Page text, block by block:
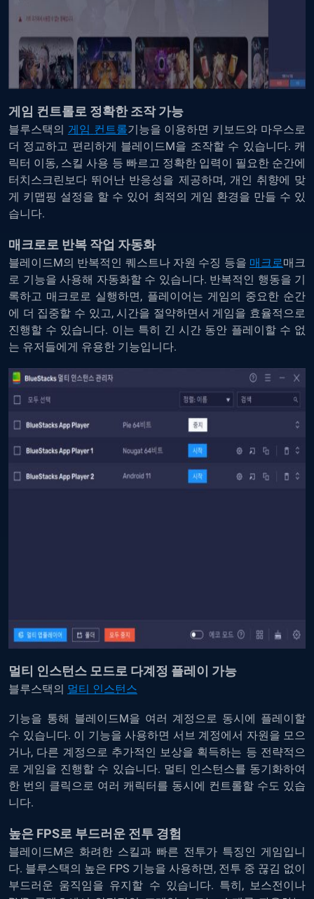
게임 컨트롤로 정확한 조작 가능
블루스택의 게임 컨트롤기능을 이용하면 키보드와 마우스로
더 정교하고 편리하게 블레이드M을 조작할 수 있습니다. 캐
릭터 이동, 스킬 사용 등 빠르고 정확한 입력이 필요한 순간에
터치스크린보다 뛰어난 반응성을 제공하며, 개인 취향에 맞
게 키맵핑 설정을 할 수 있어 최적의 게임 환경을 만들 수 있
습니다.
매크로로 반복 작업 자동화
블레이드M의 반복적인 퀘스트나 자원 수징 등을 매크로매크
로 기능을 사용해 자동화할 수 있습니다. 반복적인 행동을 기
록하고 매크로로 실행하면, 플레이어는 게임의 중요한 순간
에 더 집중할 수 있고,시간을 절약하면서 게임을 효율적으로
진행할 수 있습니다. 이는 특히 긴 시간 동안 플레이할 수 없
는 유저들에게 유용한 기능입니다.
멀티 인스턴스 모드로 다계정 플레이 가능
블루스택의 멀티 인스턴스
기능을 통해 블레이드M을 여러 계정으로 동시에 플레이할
수 있습니다. 이 기능을 사용하면 서브 계정에서 자원을 모으
거나, 다른 계정으로 추가적인 보상을 획득하는 등 전략적으
로 게임을 진행할 수 있습니다. 멀티 인스턴스를 동기화하여
한 번의 클릭으로 여러 캐릭터를 동시에 컨트롤할 수도 있습
니다.
높은 FPS로 부드러운 전투 경험
블레이드M은 화려한 스킬과 빠른 전투가 특징인 게임입니
다. 블루스택의 높은 FPS 기능을 사용하면, 전투 중 끊김 없이
부드러운 움직임을 유지할 수 있습니다. 특히, 보스전이나